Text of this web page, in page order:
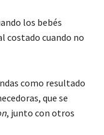
los bebés
costado cuando no
como resultado
que se
, junto con otros